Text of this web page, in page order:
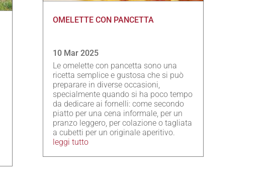
OMELETTE CON PANCETTA
10 Mar 2025
Le omelette con pancetta sono una
ricetta semplice e gustosa che si può
preparare in diverse occasioni,
specialmente quando si ha poco tempo
da dedicare ai fornelli: come secondo
piatto per una cena informale, per un
pranzo leggero, per colazione o tagliata
a cubetti per un originale aperitivo.
leggi tutto